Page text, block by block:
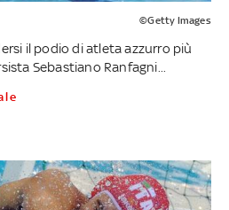
©Getty Images
il podio di atleta azzurro più
Sebastiano Ranfagni...